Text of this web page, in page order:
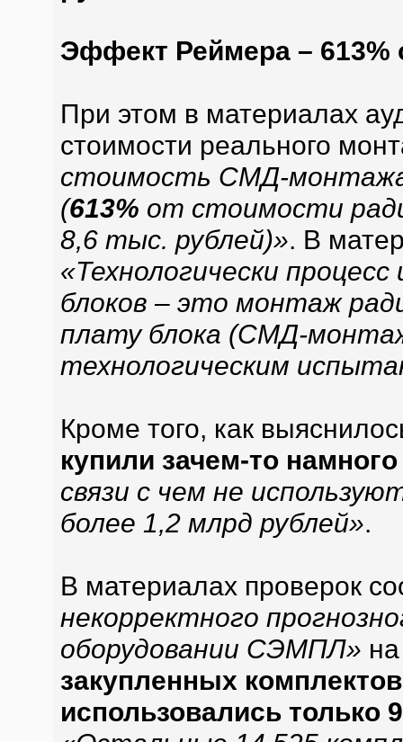
Эффект Реймера – 613%
При этом в материалах
стоимости реального
стоимость СМД-
(613% от стоимости
8,6 тыс. рублей)». В
«Технологически
блоков – это монтаж
плату блока (СМД-
технологическим
Кроме того, как
купили зачем-то
связи с чем не
более 1,2 млрд рублей».
В материалах проверок
некорректного
оборудовании СЭМПЛ»
закупленных комплектов
использовались только